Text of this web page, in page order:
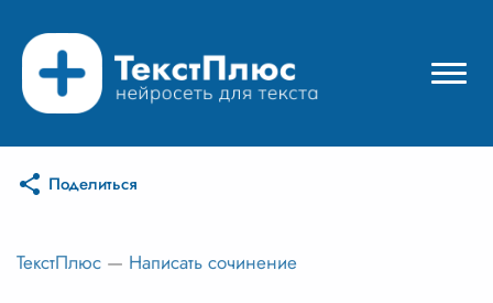
Режимы нейросети
Цены
Поделиться
ТекстПлюс — Написать сочинение